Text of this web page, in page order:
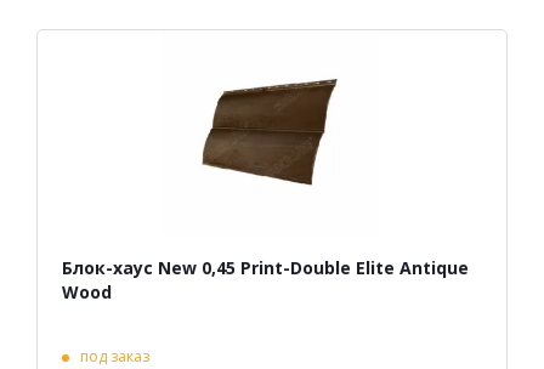
Блок-хаус New 0,45 Print-Double Elite Antique
Wood
под заказ